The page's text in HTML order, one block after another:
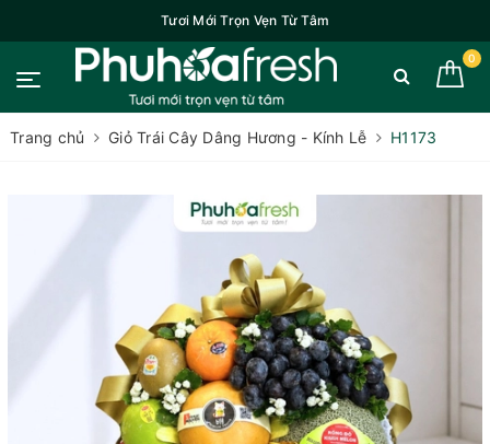
Tươi Mới Trọn Vẹn Từ Tâm
0
Trang chủ Giỏ Trái Cây Dâng Hương - Kính Lễ H1173